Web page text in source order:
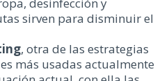
desinfección y
sirven para disminuir el
, otra de las estrategias
más usadas actualmente